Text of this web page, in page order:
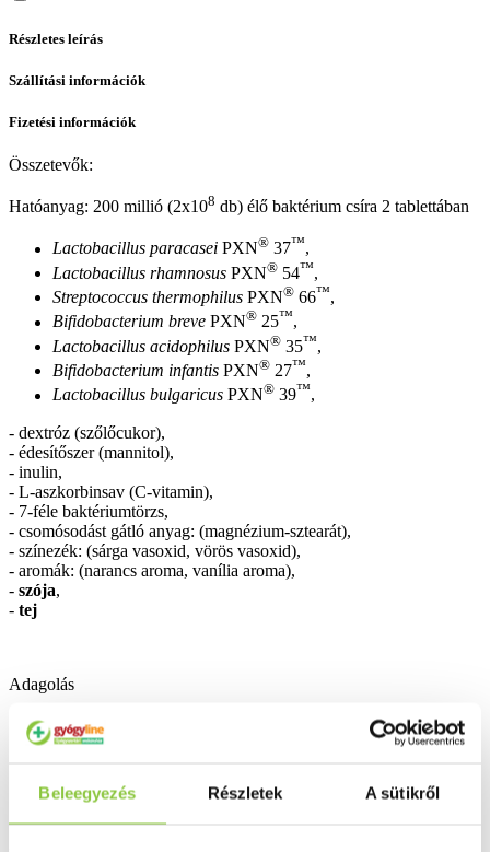
Beleegyezés Részletek A sütikről
Részletes leírás
Szállítási információk
Fizetési információk
Összetevők:
Hatóanyag: 200 millió (2x108 db) élő baktérium csíra 2 tablettában
Lactobacillus paracasei PXN® 37™,
Lactobacillus rhamnosus PXN® 54™,
Streptococcus thermophilus PXN® 66™,
Bifidobacterium breve PXN® 25™,
Lactobacillus acidophilus PXN® 35™,
Bifidobacterium infantis PXN® 27™,
Lactobacillus bulgaricus PXN® 39™,
- dextróz (szőlőcukor),
- édesítőszer (mannitol),
- inulin,
- L-aszkorbinsav (C-vitamin),
- 7-féle baktériumtörzs,
- csomósodást gátló anyag: (magnézium-sztearát),
- színezék: (sárga vasoxid, vörös vasoxid),
- aromák: (narancs aroma, vanília aroma),
- szója,
- tej
Adagolás
Gyermekeknek 4 éves kortól naponta 2×1 rágótabletta
javasolt a reggeli és esti étkezések után.